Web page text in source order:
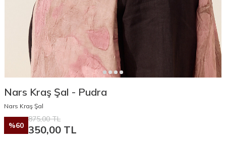
Nars Kraş Şal - Pudra
Nars Kraş Şal
%60
875,00TL
350,00 TL